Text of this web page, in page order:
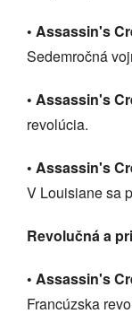
• Assassin's
Sedemročná
• Assassin's
revolúcia.
• Assassin's
V Louisiane sa
Revolučná a
• Assassin's
Francúzska